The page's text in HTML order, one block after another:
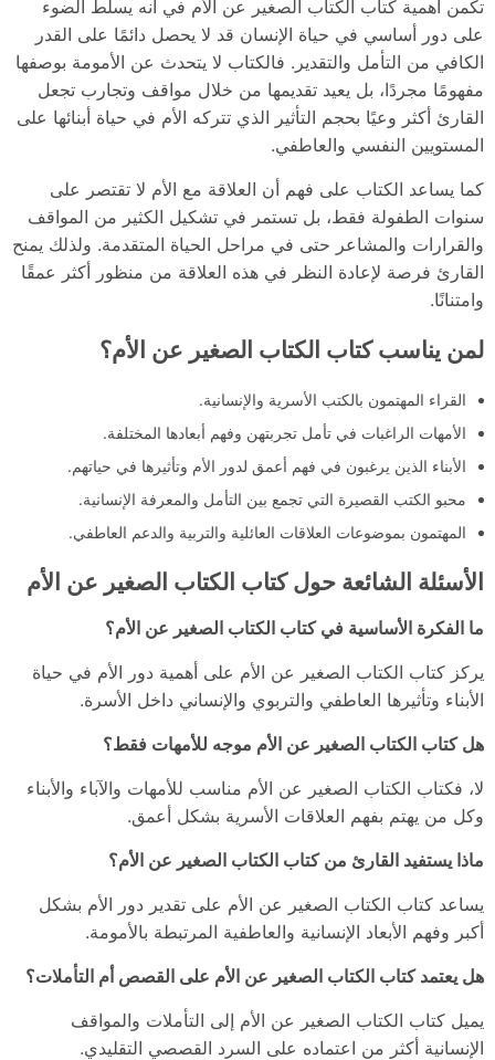
تكمن أهمية كتاب الكتاب الصغير عن الأم في أنه يسلط الضوء
على دور أساسي في حياة الإنسان قد لا يحصل دائمًا على القدر
الكافي من التأمل والتقدير. فالكتاب لا يتحدث عن الأمومة بوصفها
مفهومًا مجردًا، بل يعيد تقديمها من خلال مواقف وتجارب تجعل
القارئ أكثر وعيًا بحجم التأثير الذي تتركه الأم في حياة أبنائها على
المستويين النفسي والعاطفي.
كما يساعد الكتاب على فهم أن العلاقة مع الأم لا تقتصر على
سنوات الطفولة فقط، بل تستمر في تشكيل الكثير من المواقف
والقرارات والمشاعر حتى في مراحل الحياة المتقدمة. ولذلك يمنح
القارئ فرصة لإعادة النظر في هذه العلاقة من منظور أكثر عمقًا
وامتنانًا.
لمن يناسب كتاب الكتاب الصغير عن الأم؟
القراء المهتمون بالكتب الأسرية والإنسانية.
الأمهات الراغبات في تأمل تجربتهن وفهم أبعادها المختلفة.
الأبناء الذين يرغبون في فهم أعمق لدور الأم وتأثيرها في حياتهم.
محبو الكتب القصيرة التي تجمع بين التأمل والمعرفة الإنسانية.
المهتمون بموضوعات العلاقات العائلية والتربية والدعم العاطفي.
الأسئلة الشائعة حول كتاب الكتاب الصغير عن الأم
ما الفكرة الأساسية في كتاب الكتاب الصغير عن الأم؟
يركز كتاب الكتاب الصغير عن الأم على أهمية دور الأم في حياة
الأبناء وتأثيرها العاطفي والتربوي والإنساني داخل الأسرة.
هل كتاب الكتاب الصغير عن الأم موجه للأمهات فقط؟
لا، فكتاب الكتاب الصغير عن الأم مناسب للأمهات والآباء والأبناء
وكل من يهتم بفهم العلاقات الأسرية بشكل أعمق.
ماذا يستفيد القارئ من كتاب الكتاب الصغير عن الأم؟
يساعد كتاب الكتاب الصغير عن الأم على تقدير دور الأم بشكل
أكبر وفهم الأبعاد الإنسانية والعاطفية المرتبطة بالأمومة.
هل يعتمد كتاب الكتاب الصغير عن الأم على القصص أم التأملات؟
يميل كتاب الكتاب الصغير عن الأم إلى التأملات والمواقف
الإنسانية أكثر من اعتماده على السرد القصصي التقليدي.